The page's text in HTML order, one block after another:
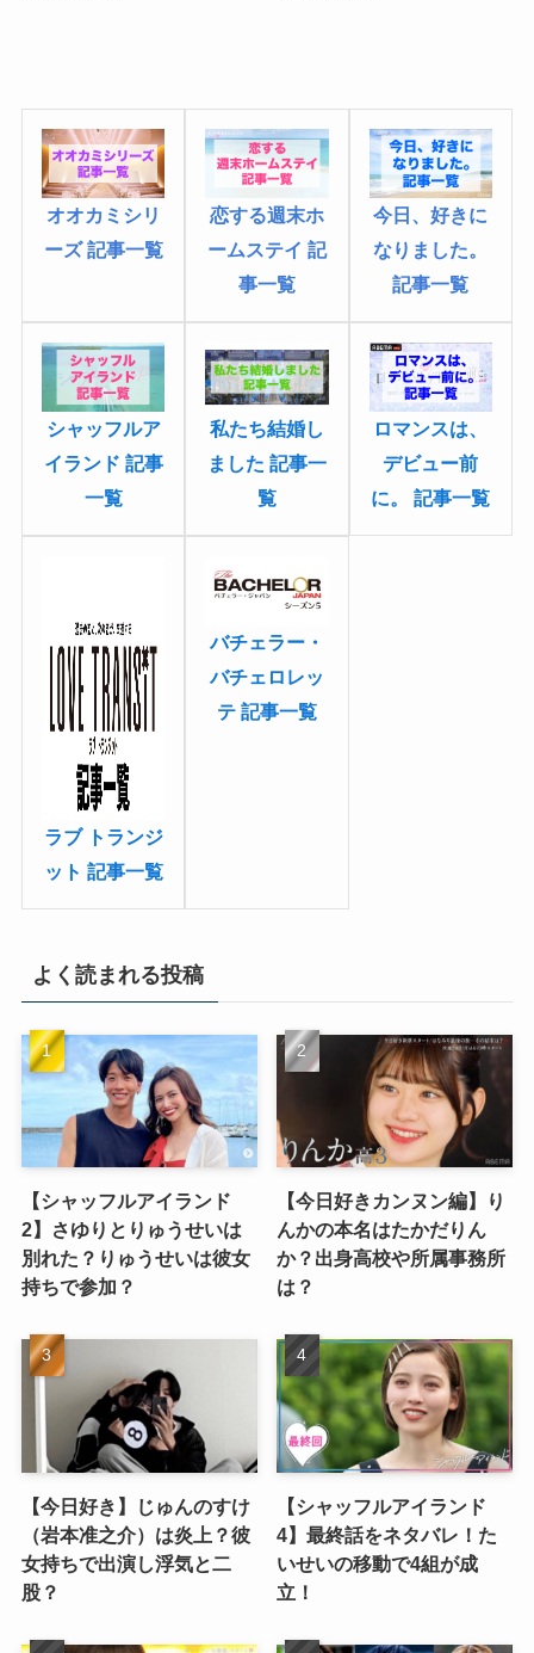
オオカミシリ
ーズ 記事一覧
恋する週末ホ
ームステイ 記
事一覧
今日、好きに
なりました。
記事一覧
シャッフルア
イランド 記事
一覧
私たち結婚し
ました 記事一
覧
ロマンスは、
デビュー前
に。 記事一覧
ラブ トランジ
ット 記事一覧
バチェラー・
バチェロレッ
テ 記事一覧
よく読まれる投稿
【シャッフルアイランド
2】さゆりとりゅうせいは
別れた？りゅうせいは彼女
持ちで参加？
【今日好きカンヌン編】り
んかの本名はたかだりん
か？出身高校や所属事務所
は？
【今日好き】じゅんのすけ
（岩本准之介）は炎上？彼
女持ちで出演し浮気と二
股？
【シャッフルアイランド
4】最終話をネタバレ！た
いせいの移動で4組が成
立！